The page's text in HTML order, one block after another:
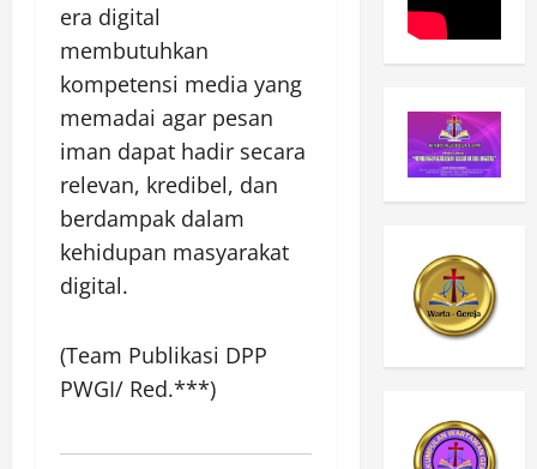
era digital
membutuhkan
kompetensi media yang
memadai agar pesan
iman dapat hadir secara
relevan, kredibel, dan
berdampak dalam
kehidupan masyarakat
digital.
(Team Publikasi DPP
PWGI/ Red.***)